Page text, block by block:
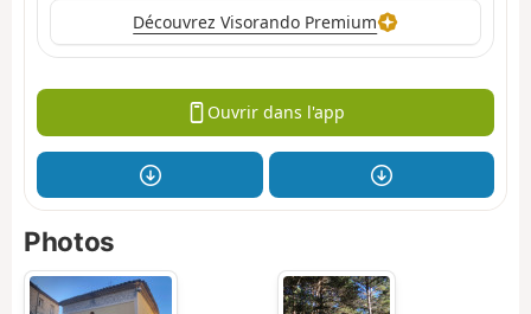
Découvrez Visorando Premium
Ouvrir dans l'app
Photos